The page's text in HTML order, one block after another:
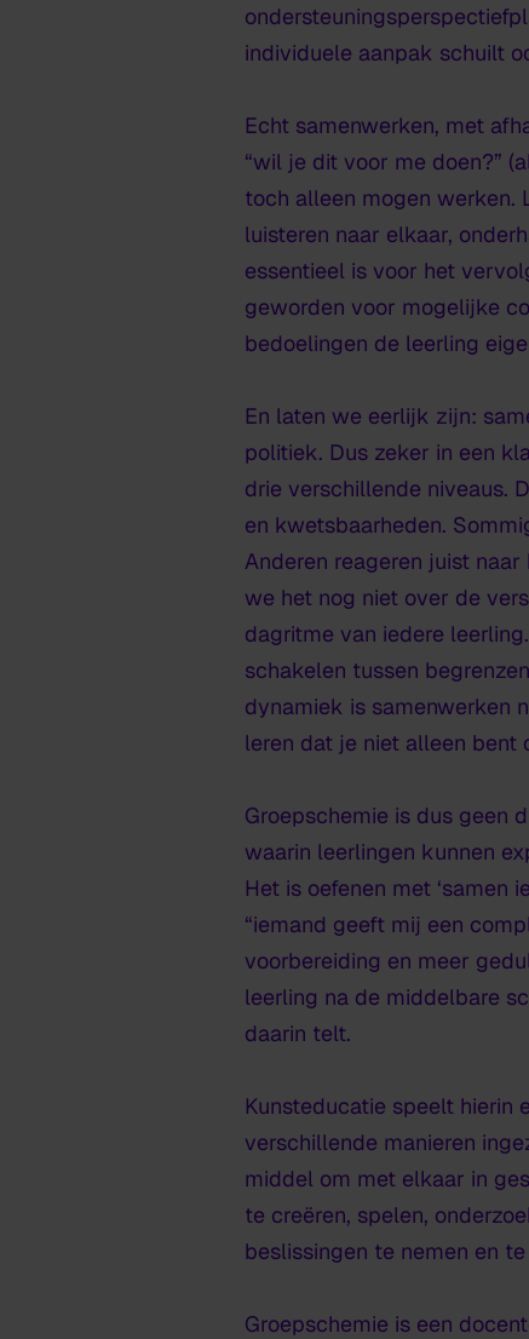
individuele aanpak schuilt
Echt samenwerken, met
“wil je dit voor me doen?”
toch alleen mogen werken.
luisteren naar elkaar,
essentieel is voor het
geworden voor mogelijke
bedoelingen de leerling
En laten we eerlijk zijn:
politiek. Dus zeker in een
drie verschillende niveaus.
en kwetsbaarheden.
Anderen reageren juist
we het nog niet over de
dagritme van iedere
schakelen tussen
dynamiek is samenwerken
leren dat je niet alleen bent
Groepschemie is dus geen
waarin leerlingen kunnen
Het is oefenen met ‘samen
“iemand geeft mij een
voorbereiding en meer
leerling na de middelbare
daarin telt.
Kunsteducatie speelt hierin
verschillende manieren
middel om met elkaar in
te creëren, spelen,
beslissingen te nemen en
Groepschemie is een